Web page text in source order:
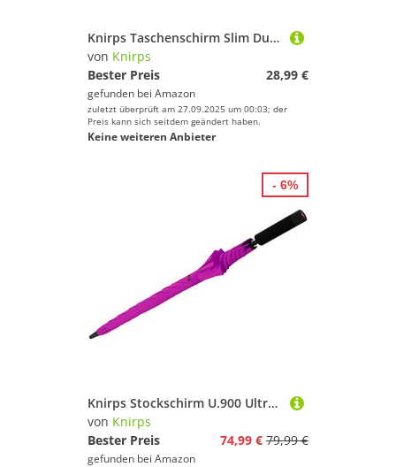
Knirps Taschenschirm Slim Duomatic - Mauve
von Knirps
Bester Preis
28,99 €
gefunden bei Amazon
zuletzt überprüft am 27.09.2025 um 00:03; der
Preis kann sich seitdem geändert haben.
Keine weiteren Anbieter
Knirps Stockschirm U.900 Ultra Light XXL Manual Berry
von Knirps
Bester Preis
74,99 € 79,99 €
gefunden bei Amazon
- 6%